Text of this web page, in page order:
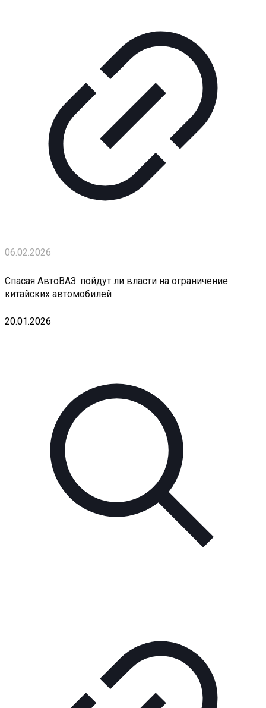
06.02.2026
Спасая АвтоВАЗ: пойдут ли власти на ограничение
китайских автомобилей
20.01.2026